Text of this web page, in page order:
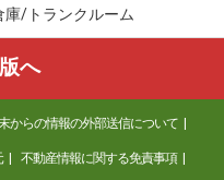
庫/トランクルーム
へ
からの情報の外部送信について
不動産情報に関する免責事項